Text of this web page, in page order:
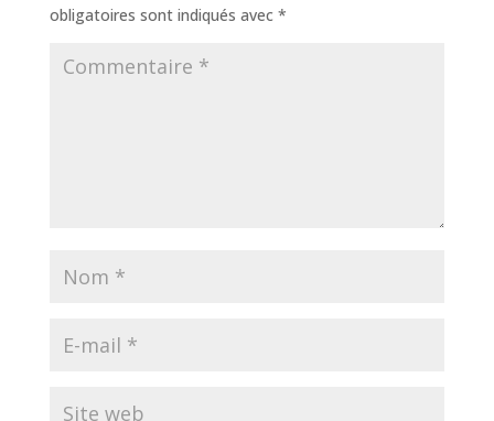
obligatoires sont indiqués avec *